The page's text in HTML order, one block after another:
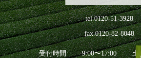
tel.0120-51-3928
fax.0120-82-8048
受付時間 9:00〜17:00 土